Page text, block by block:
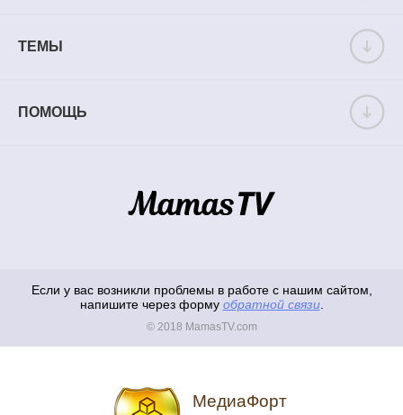
ТЕМЫ
ПОМОЩЬ
Если у вас возникли проблемы в работе с нашим сайтом,
напишите через форму обратной связи.
© 2018 MamasTV.com
МедиаФорт